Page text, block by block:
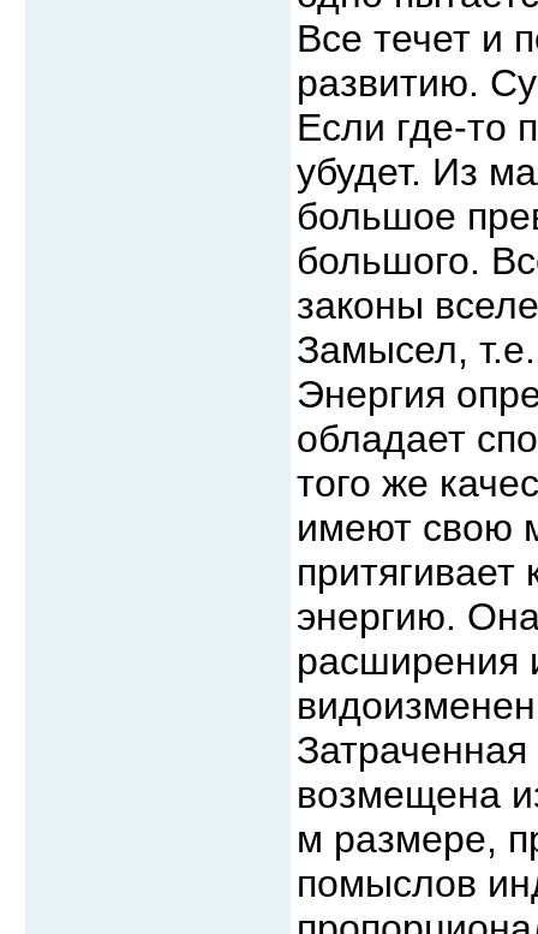
Все течет и
развитию.
Если где-то
убудет. Из
большое
большого.
законы
Замысел,
Энергия
обладает
того же
имеют свою
энергию.
расширения
возмещена
м размере,
помыслов